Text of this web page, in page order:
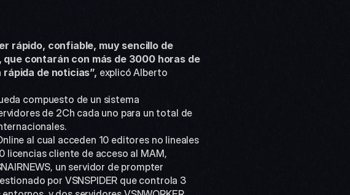
rápido, confiable, muy sencillo de
contarán con más de 3000 horas de
de noticias”, explicó Alberto
de 2Ch cada uno para un total de
licencias cliente de acceso al MAM,
un servidor de prompter
por VSNSPIDER que controla 3